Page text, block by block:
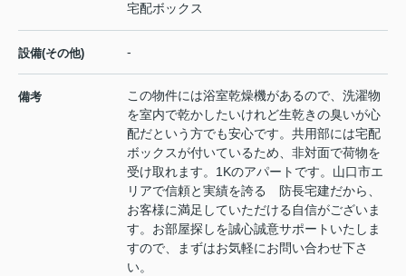
宅配ボックス
設備(その他) -
備考
この物件には浴室乾燥機があるので、洗濯物
を室内で乾かしたいけれど生乾きの臭いが心
配だという方でも安心です。共用部には宅配
ボックスが付いているため、非対面で荷物を
受け取れます。1Kのアパートです。山口市エ
リアで信頼と実績を誇る 防長宅建だから、
お客様に満足していただける自信がございま
す。お部屋探しを誠心誠意サポートいたしま
すので、まずはお気軽にお問い合わせ下さ
い。